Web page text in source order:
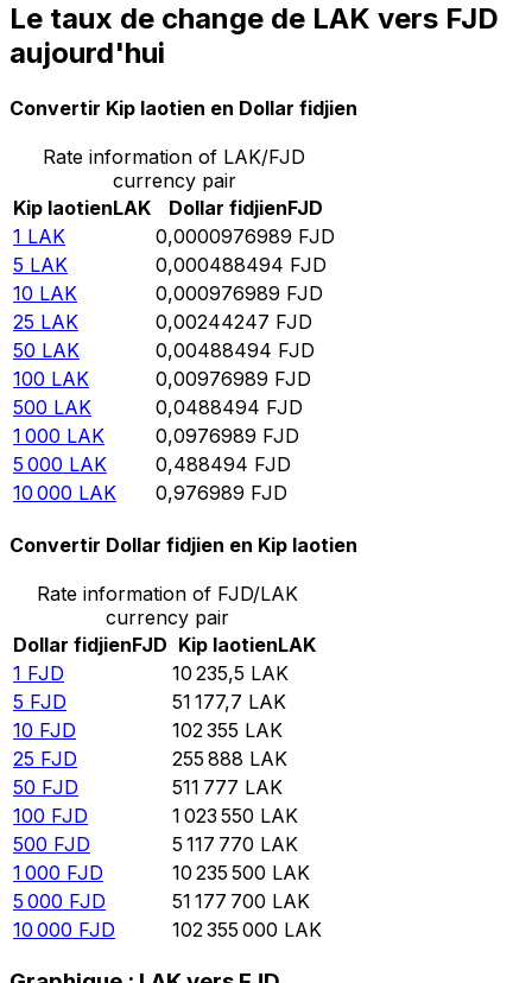
Le taux de change de LAK vers FJD
aujourd'hui
Convertir Kip laotien en Dollar fidjien
Rate information of LAK/FJD
currency pair
Kip laotienLAK Dollar fidjienFJD
1 LAK 0,0000976989 FJD
5 LAK 0,000488494 FJD
10 LAK 0,000976989 FJD
25 LAK 0,00244247 FJD
50 LAK 0,00488494 FJD
100 LAK 0,00976989 FJD
500 LAK 0,0488494 FJD
1 000 LAK 0,0976989 FJD
5 000 LAK 0,488494 FJD
10 000 LAK 0,976989 FJD
Convertir Dollar fidjien en Kip laotien
Rate information of FJD/LAK
currency pair
Dollar fidjienFJD Kip laotienLAK
1 FJD 10 235,5 LAK
5 FJD 51 177,7 LAK
10 FJD 102 355 LAK
25 FJD 255 888 LAK
50 FJD 511 777 LAK
100 FJD 1 023 550 LAK
500 FJD 5 117 770 LAK
1 000 FJD 10 235 500 LAK
5 000 FJD 51 177 700 LAK
10 000 FJD 102 355 000 LAK